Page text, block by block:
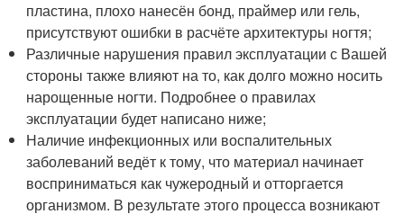
пластина, плохо нанесён бонд, праймер или гель,
присутствуют ошибки в расчёте архитектуры ногтя;
Различные нарушения правил эксплуатации с Вашей
стороны также влияют на то, как долго можно носить
нарощенные ногти. Подробнее о правилах
эксплуатации будет написано ниже;
Наличие инфекционных или воспалительных
заболеваний ведёт к тому, что материал начинает
восприниматься как чужеродный и отторгается
организмом. В результате этого процесса возникают